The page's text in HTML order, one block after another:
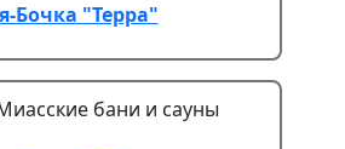
Бочка "Терра"